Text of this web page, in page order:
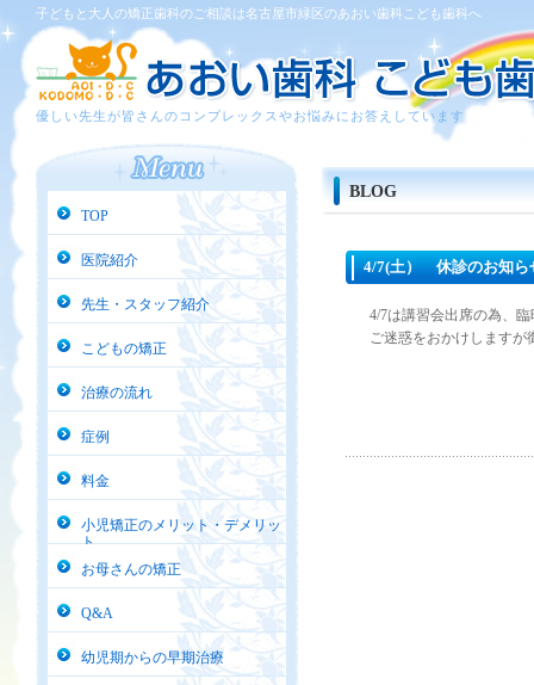
子どもと大人の矯正歯科のご相談は名古屋市緑区のあおい歯科こども歯科へ
優しい先生が皆さんのコンプレックスやお悩みにお答えしています
BLOG
4/7(土） 休診のお知ら
4/7は講習会出席の為、
ご迷惑をおかけしますが
TOP
医院紹介
先生・スタッフ紹介
こどもの矯正
治療の流れ
症例
料金
小児矯正のメリット・デメリッ
ト
お母さんの矯正
Q&A
幼児期からの早期治療